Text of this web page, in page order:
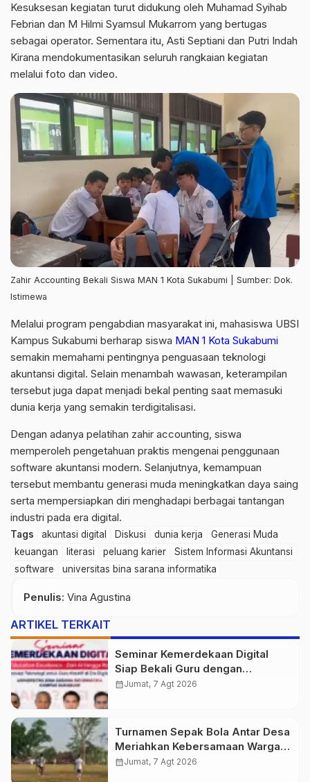
Kesuksesan kegiatan turut didukung oleh Muhamad Syihab
Febrian dan M Hilmi Syamsul Mukarrom yang bertugas
sebagai operator. Sementara itu, Asti Septiani dan Putri Indah
Kirana mendokumentasikan seluruh rangkaian kegiatan
melalui foto dan video.
Zahir Accounting Bekali Siswa MAN 1 Kota Sukabumi | Sumber: Dok.
Istimewa
Melalui program pengabdian masyarakat ini, mahasiswa UBSI
Kampus Sukabumi berharap siswa MAN 1 Kota Sukabumi
semakin memahami pentingnya penguasaan teknologi
akuntansi digital. Selain menambah wawasan, keterampilan
tersebut juga dapat menjadi bekal penting saat memasuki
dunia kerja yang semakin terdigitalisasi.
Dengan adanya pelatihan zahir accounting, siswa
memperoleh pengetahuan praktis mengenai penggunaan
software akuntansi modern. Selanjutnya, kemampuan
tersebut membantu generasi muda meningkatkan daya saing
serta mempersiapkan diri menghadapi berbagai tantangan
industri pada era digital.
Tags akuntasi digital Diskusi dunia kerja
Generasi Muda
keuangan
literasi peluang karier
Sistem Informasi Akuntansi
software
universitas bina sarana informatika
Penulis: Vina Agustina
ARTIKEL TERKAIT
Seminar Kemerdekaan Digital
Siap Bekali Guru dengan
Wawasan AI hingga Robotika di
calendar_monthJumat, 7 Agt 2026
Turnamen Sepak Bola Antar Desa
Meriahkan Kebersamaan Warga
Purwasedar
calendar_monthJumat, 7 Agt 2026